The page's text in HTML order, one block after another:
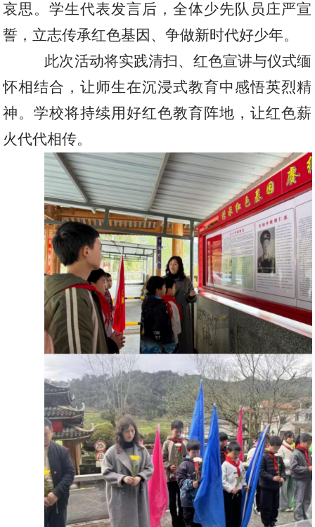
哀思。学生代表发言后，全体少先队员庄严宣
誓，立志传承红色基因、争做新时代好少年。
此次活动将实践清扫、红色宣讲与仪式缅
怀相结合，让师生在沉浸式教育中感悟英烈精
神。学校将持续用好红色教育阵地，让红色薪
火代代相传。